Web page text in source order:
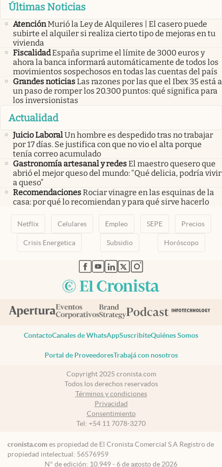
Últimas Noticias
AtenciónMurió la Ley de Alquileres | El casero puede
subirte el alquiler si realiza cierto tipo de mejoras en tu
vivienda
FiscalidadEspaña suprime el límite de 3000 euros y
ahora la banca informará automáticamente de todos los
movimientos sospechosos en todas las cuentas del país
Grandes noticiasLas razones por las que el Ibex 35 está a
un paso de romper los 20.300 puntos: qué significa para
los inversionistas
Actualidad
Juicio LaboralUn hombre es despedido tras no trabajar
por 17 días. Se justifica con que no vio el alta porque
tenía correo acumulado
Gastronomía artesanal y redesEl maestro quesero que
abrió el mejor queso del mundo: “Qué delicia, podría vivir
a queso”
RecomendacionesRociar vinagre en las esquinas de la
casa: por qué lo recomiendan y para qué sirve hacerlo
Netflix Celulares Empleo SEPE Precios
Crisis Energetica Subsidio Horóscopo
abre en nueva pestaña
abre en nueva pestaña
abre en nueva pestaña
abre en nueva pestaña
abre en nueva pestaña
ContactoCanales de WhatsAppSuscribiteQuiénes Somos
Portal de ProveedoresTrabajá con nosotros
Copyright 2025 cronista.com
Todos los derechos reservados
Términos y condiciones
Privacidad
Consentimiento
Tel: +54 11 7078-3270
cronista.com es propiedad de El Cronista Comercial S.A Registro de
propiedad intelectual: 56576959
N° de edición: 10.949 - 6 de agosto de 2026